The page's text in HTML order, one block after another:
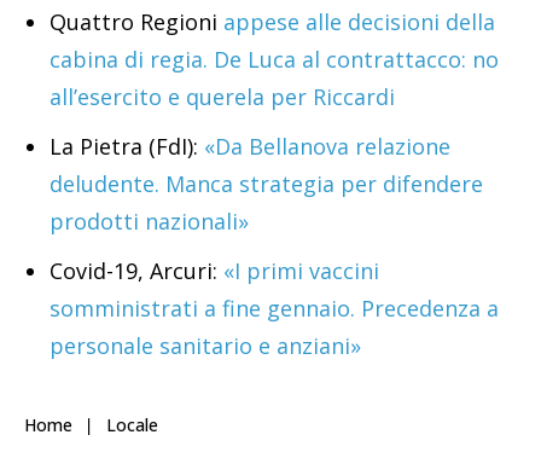
Quattro Regioni appese alle decisioni della
cabina di regia. De Luca al contrattacco: no
all’esercito e querela per Riccardi
La Pietra (FdI): «Da Bellanova relazione
deludente. Manca strategia per difendere
prodotti nazionali»
Covid-19, Arcuri: «I primi vaccini
somministrati a fine gennaio. Precedenza a
personale sanitario e anziani»
Home Locale